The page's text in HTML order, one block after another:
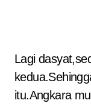
Lagi
itu.Angkara